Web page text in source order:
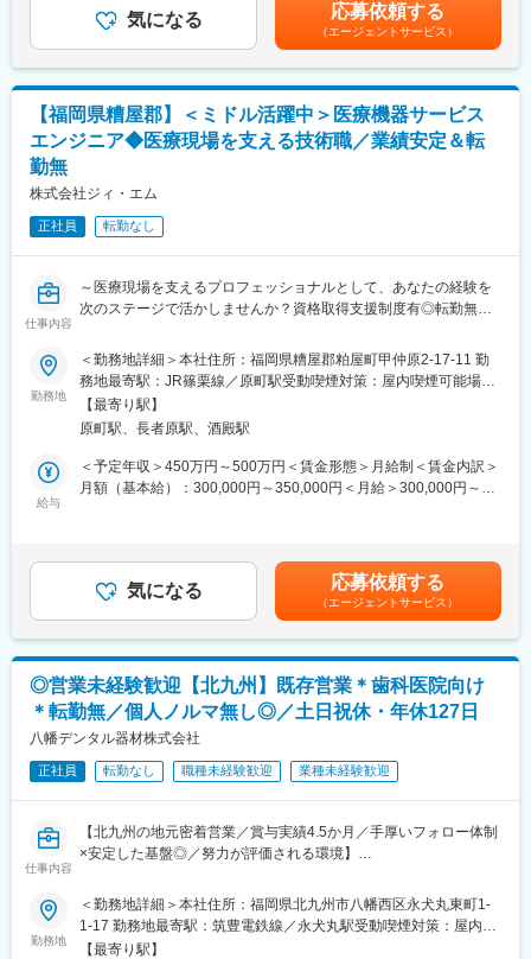
環境です。業務効率化や働き方改革も進めており、柔軟な勤務体
系が可能です。
・医療従事者へのアプローチ…大学病院からクリニック等の医師
をはじめ、看護師、義肢装具士（PO）、理学療法士、作業療法士
（PT/OT）など、多職種の医療従事者へ製品の提案、普及活動を
行います。
・パートナー（ディーラー・装具会社）との連携…医療機器ディ
ーラーや義肢装具会社に対し、製品説明会の開催や最新の情報提
供、営業状況の共有を行い、強固な協力関係を築きます。
・効率的な働き方（直行直帰スタイル）…スケジュールは個人の
な営業活動が可能です。
※出張：月1～2回想定（九州地方メイン・場合によっては沖縄
■当ポジションの特徴：
参加を通じ、最先端の知識を吸収して提案に活かせます。海外メ
ーカーのトレーニングや海外出張のチャンスも豊富です。
・自身や身近な人の怪我・病気経験や「誰かの役に立ちたい」と
いう想いを活かせます。目先の利益ではなく「その先にいる患者
を築く仕事です。
・既製品を売るだけでなく、“ものづくり”に深く関われるのが特徴
げられます。現場の課題を解決するアイデアが実際に形になり、
医療の発展に貢献する手応えと高い介在価値を実感できます。
■当社の特徴：
など、高性能な製品の製造・販売を行う医療機器メーカーです。
変更の範囲：会社の定める業務
績：3ヶ月分／年）■給与改定：年1回賃金はあくまでも目安の金
額であり、選考を通じて上下する可能性があります。月給(月額)は
固定手当を含めた表記です。
気になる 応募依頼する
（エージェントサービス）
【福岡県糟屋郡】＜ミドル活躍中＞医療機器サービス
エンジニア◆医療現場を支える技術職／業績安定＆転
勤無
株式会社ジィ・エム
正社員 転勤なし
仕事内容
～医療現場を支えるプロフェッショナルとして、あなたの経験を
次のステージで活かしませんか？資格取得支援制度有◎転勤無で
医療機器の設置・メンテナンスを通じて、医療現場の「安心・安
全」を支える株式会社ジィ・エム。今回は、メンテナンス経験を
お持ちの方を対象に、即戦力としてご活躍いただける技術職を募
集します。
■業務内容：
機器の設置およびメンテナンスの部門を担当いただきます。顧客
■業務の魅力：
・医療用機器（滅菌器、洗浄機、無影灯等）の設置業務
※建物の改変を伴う作業は行いません。
※配送された医療機器部品を組立てて設置します。当社2～3人、
外注（電気工事やボイラー等）2～3人のチームで動きます。
※出張：業務エリアは九州全域及び西日本エリアで、月に1～2
※サービスエンジニアは販売目標、ノルマも一切ございません。
・独自性のある業種で順調に業績を伸ばしています。
・入社後、様々な資格を取得できます。（取得費用は会社が負
・医療機器という専門性の高い分野で技術を活かせる
・裁量を持って現場対応できるポジション
・年収450～500万円以上も可能（経験・技術に応じて）
勤務地
＜勤務地詳細＞本社住所：福岡県糟屋郡粕屋町甲仲原2-17-11 勤
務地最寄駅：JR篠栗線／原町駅受動喫煙対策：屋内喫煙可能場所
あり変更の範囲：会社の定める事業所
【最寄り駅】
原町駅、長者原駅、酒殿駅
給与
＜予定年収＞450万円～500万円＜賃金形態＞月給制＜賃金内訳＞
月額（基本給）：300,000円～350,000円＜月給＞300,000円～
気になる 応募依頼する
（エージェントサービス）
◎営業未経験歓迎【北九州】既存営業＊歯科医院向け
＊転勤無／個人ノルマ無し◎／土日祝休・年休127日
八幡デンタル器材株式会社
正社員 転勤なし 職種未経験歓迎 業種未経験歓迎
仕事内容
【北九州の地元密着営業／賞与実績4.5か月／手厚いフォロー体制
×安定した基盤◎／努力が評価される環境】
・未経験から営業職デビューを応援！
・既存顧客中心の地域密着営業で安心スタート
・長期的な関係構築を重視した提案型営業
勤務地
＜勤務地詳細＞本社住所：福岡県北九州市八幡西区永犬丸東町1-
1-17 勤務地最寄駅：筑豊電鉄線／永犬丸駅受動喫煙対策：屋内全
面禁煙変更の範囲：会社の定める事業所
【最寄り駅】